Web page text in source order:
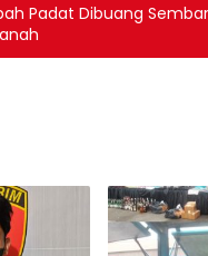
Padat Dibuang